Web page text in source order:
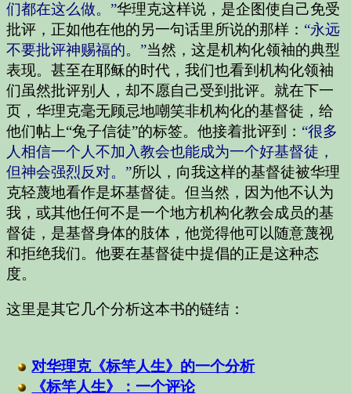
们都在这么做。”华理克这样说，是企图使自己免受
批评，正如他在他的另一句话里所说的那样： “永远
不要批评神赐福的。”当然，这是机构化领袖的典型
表现。甚至在耶稣的时代，我们也看到机构化领袖
们虽然批评别人，却不愿自己受到批评。就在下一
页，华理克毫无顾忌地嘲笑非机构化的基督徒，给
他们帖上“兔子信徒”的标签。他接着批评到： “很多
人相信一个人不加入教会也能成为一个好基督徒，
但神会强烈反对。”所以，向我这样的基督徒被华理
克轻蔑地看作是坏基督徒。但当然，因为他不认为
我，或其他任何不是一个地方机构化教会成员的基
督徒，是基督身体的肢体，他觉得他可以随意蔑视
和拒绝我们。他要在基督徒中提倡的正是这种态
度。
这里是其它几个分析这本书的链结：
对华理克《标竿人生》的一个分析
《标竿人生》：一个评论